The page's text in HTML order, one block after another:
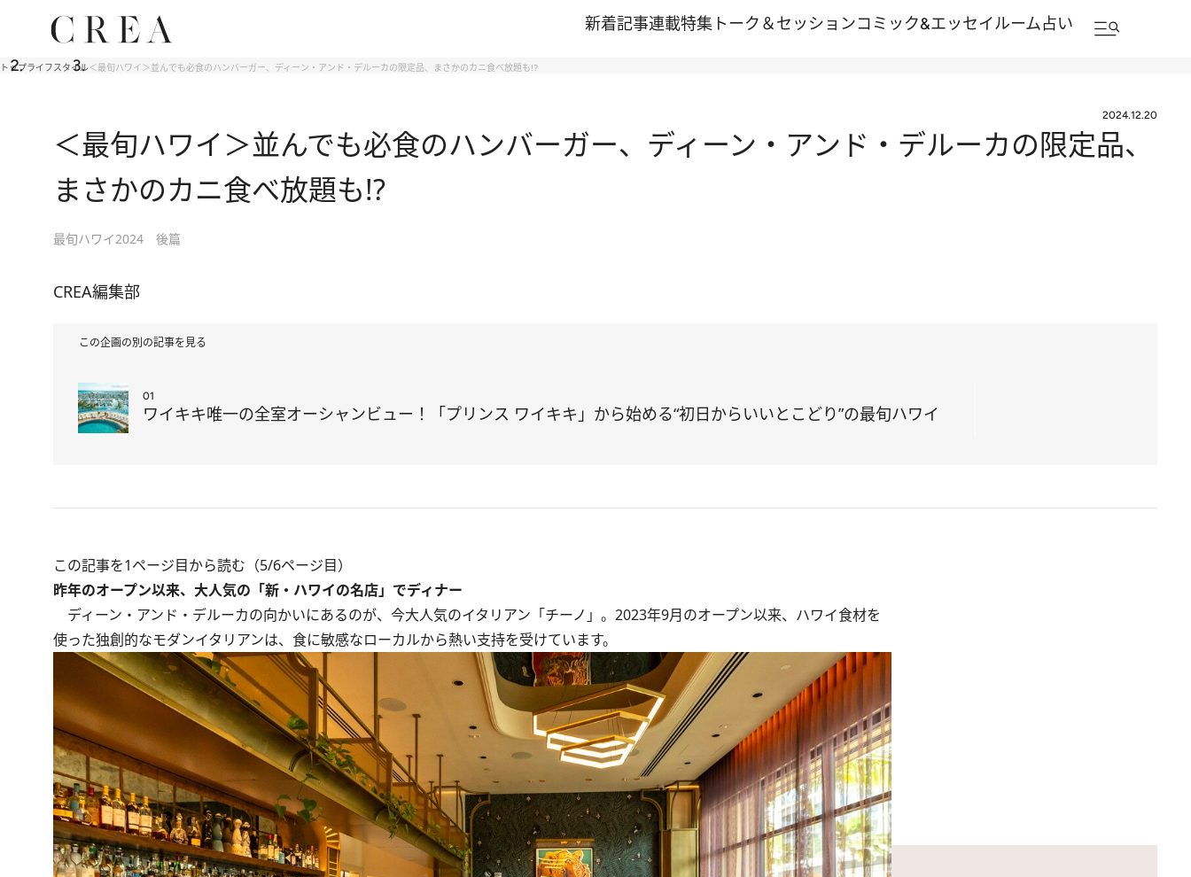
新着記事連載特集 トーク＆セッションコミック&エッセイルーム占い
トップライフスタイル＜最旬ハワイ＞並んでも必食のハンバーガー、ディーン・アンド・デルーカの限定品、まさかのカニ食べ放題も!?
2024.12.20
＜最旬ハワイ＞並んでも必食のハンバーガー、ディーン・アンド・デルーカの限定品、
まさかのカニ食べ放題も!?
最旬ハワイ2024 後篇
CREA編集部
この企画の別の記事を見る
01
ワイキキ唯一の全室オーシャンビュー！「プリンス ワイキキ」から始める“初日からいいとこどり”の最旬ハワイ
この記事を1ページ目から読む（5/6ページ目）
昨年のオープン以来、大人気の「新・ハワイの名店」でディナー
ディーン・アンド・デルーカの向かいにあるのが、今大人気のイタリアン「チーノ」。2023年9月のオープン以来、ハワイ食材を
使った独創的なモダンイタリアンは、食に敏感なローカルから熱い支持を受けています。